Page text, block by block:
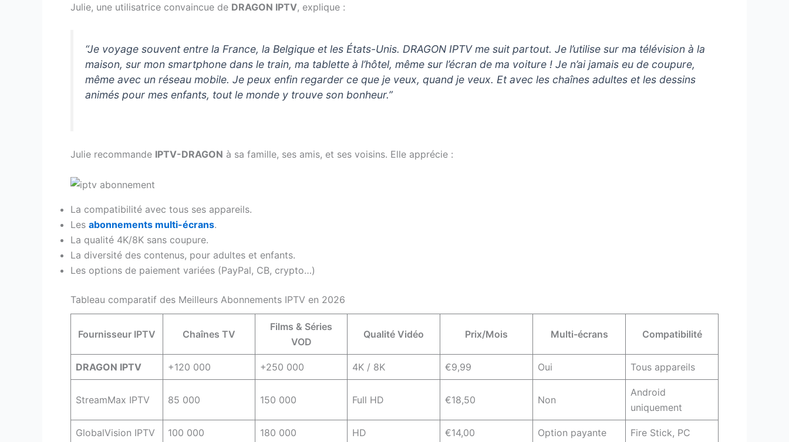
Julie, une utilisatrice convaincue de DRAGON IPTV, explique :
“Je voyage souvent entre la France, la Belgique et les États-Unis. DRAGON IPTV me suit partout. Je l’utilise sur ma télévision à la
maison, sur mon smartphone dans le train, ma tablette à l’hôtel, même sur l’écran de ma voiture ! Je n’ai jamais eu de coupure,
même avec un réseau mobile. Je peux enfin regarder ce que je veux, quand je veux. Et avec les chaînes adultes et les dessins
animés pour mes enfants, tout le monde y trouve son bonheur.”
Julie recommande IPTV-DRAGON à sa famille, ses amis, et ses voisins. Elle apprécie :
La compatibilité avec tous ses appareils.
Les abonnements multi-écrans.
La qualité 4K/8K sans coupure.
La diversité des contenus, pour adultes et enfants.
Les options de paiement variées (PayPal, CB, crypto…)
Tableau comparatif des Meilleurs Abonnements IPTV en 2026
Fournisseur IPTV Chaînes TV
Films & Séries
VOD
Qualité Vidéo Prix/Mois Multi-écrans Compatibilité
DRAGON IPTV +120 000 +250 000 4K / 8K €9,99 Oui Tous appareils
StreamMax IPTV 85 000 150 000 Full HD €18,50 Non
Android
uniquement
GlobalVision IPTV 100 000 180 000 HD €14,00 Option payante Fire Stick, PC